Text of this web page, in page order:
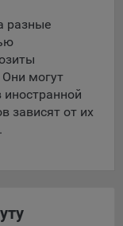
ознакомиться,
браузеров:
разные
могут
зависят от их